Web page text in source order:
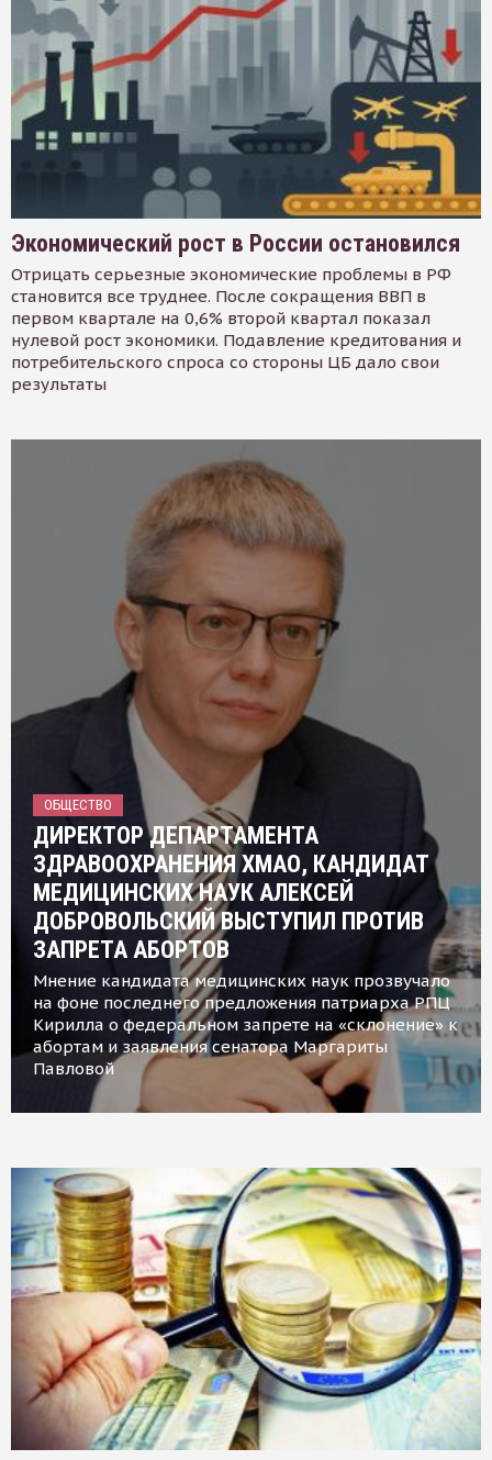
Экономический рост в России остановился
Отрицать серьезные экономические проблемы в РФ
становится все труднее. После сокращения ВВП в
первом квартале на 0,6% второй квартал показал
нулевой рост экономики. Подавление кредитования и
потребительского спроса со стороны ЦБ дало свои
результаты
ОБЩЕСТВО
ДИРЕКТОР ДЕПАРТАМЕНТА
ЗДРАВООХРАНЕНИЯ ХМАО, КАНДИДАТ
МЕДИЦИНСКИХ НАУК АЛЕКСЕЙ
ДОБРОВОЛЬСКИЙ ВЫСТУПИЛ ПРОТИВ
ЗАПРЕТА АБОРТОВ
Мнение кандидата медицинских наук прозвучало
на фоне последнего предложения патриарха РПЦ
Кирилла о федеральном запрете на «склонение» к
абортам и заявления сенатора Маргариты
Павловой